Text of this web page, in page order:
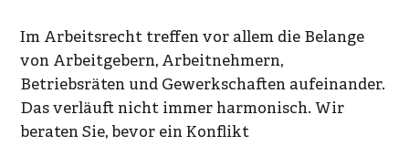
Im Arbeitsrecht treffen vor allem die Belange
von Arbeitgebern, Arbeitnehmern,
Betriebsräten und Gewerkschaften aufeinander.
Das verläuft nicht immer harmonisch. Wir
beraten Sie, bevor ein Konflikt